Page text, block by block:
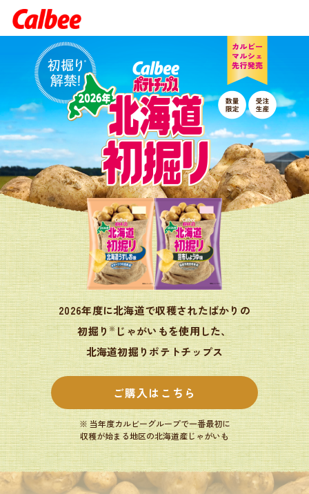
2026年度に北海道で収穫されたばかりの
初掘り※じゃがいもを使用した、
北海道初掘りポテトチップス
ご購入はこちら
※ 当年度カルビーグループで一番最初に
収穫が始まる地区の北海道産じゃがいも